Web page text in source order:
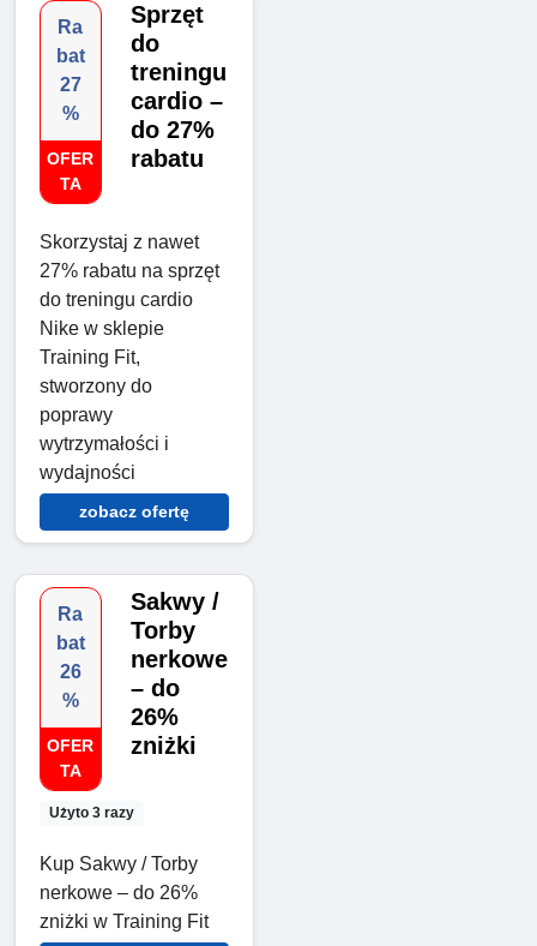
Ra
bat
27
%
OFER
TA
Sprzęt
do
treningu
cardio –
do 27%
rabatu
Skorzystaj z nawet
27% rabatu na sprzęt
do treningu cardio
Nike w sklepie
Training Fit,
stworzony do
poprawy
wytrzymałości i
wydajności
zobacz ofertę
Ra
bat
26
%
OFER
TA
Użyto 3 razy
Sakwy /
Torby
nerkowe
– do
26%
zniżki
Kup Sakwy / Torby
nerkowe – do 26%
zniżki w Training Fit